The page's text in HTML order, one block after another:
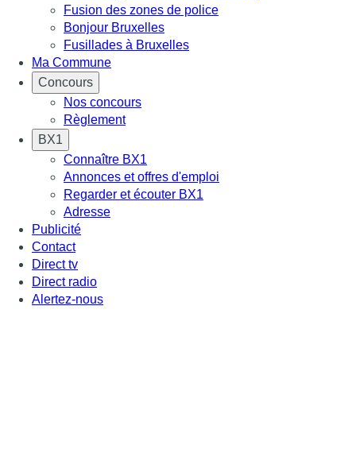
Fusion des zones de police
Bonjour Bruxelles
Fusillades à Bruxelles
Ma Commune
Concours
Nos concours
Règlement
BX1
Connaître BX1
Annonces et offres d'emploi
Regarder et écouter BX1
Adresse
Publicité
Contact
Direct tv
Direct radio
Alertez-nous